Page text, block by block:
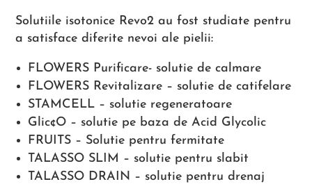
Solutiile isotonice Revo2 au fost studiate pentru
a satisface diferite nevoi ale pielii:
FLOWERS Purificare- solutie de calmare
FLOWERS Revitalizare – solutie de catifelare
STAMCELL – solutie regeneratoare
Glic¢O – solutie pe baza de Acid Glycolic
FRUITS – Solutie pentru fermitate
TALASSO SLIM – solutie pentru slabit
TALASSO DRAIN – solutie pentru drenaj